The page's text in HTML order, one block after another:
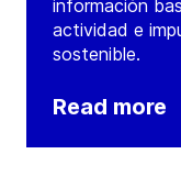
información
actividad e
sostenible.
Read more